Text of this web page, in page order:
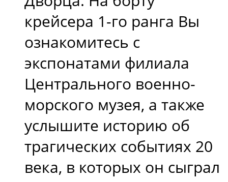
крейсера 1-го ранга Вы
ознакомитесь с
экспонатами филиала
Центрального военно-
морского музея, а также
услышите историю об
трагических событиях 20
века, в которых он сыграл